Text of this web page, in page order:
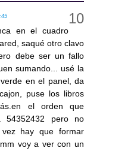
en el cuadro
saqué otro clavo
debe ser un fallo
sumando... usé la
en el panel, da
puse los libros
el orden que
54352432 pero no
hay que formar
voy a ver con un